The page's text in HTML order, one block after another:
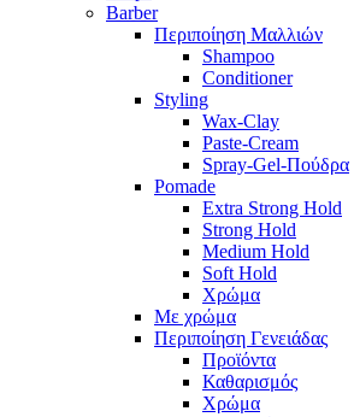
Barber
Περιποίηση Μαλλιών
Shampoo
Conditioner
Styling
Wax-Clay
Paste-Cream
Spray-Gel-Πούδρα
Pomade
Extra Strong Hold
Strong Hold
Medium Hold
Soft Hold
Χρώμα
Με χρώμα
Περιποίηση Γενειάδας
Προϊόντα
Καθαρισμός
Χρώμα